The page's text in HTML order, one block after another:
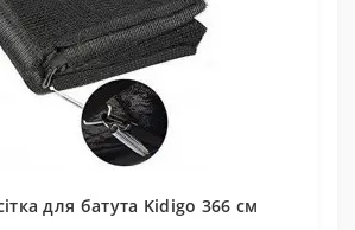
для батута Kidigo 366 см